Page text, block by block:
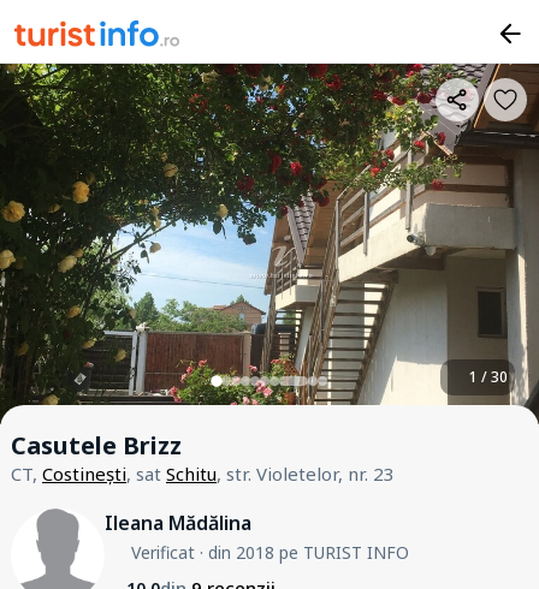
1 / 30
Casutele Brizz
CT, Costinești, sat Schitu, str. Violetelor, nr. 23
Ileana Mădălina
Verificat· din 2018 pe TURIST INFO